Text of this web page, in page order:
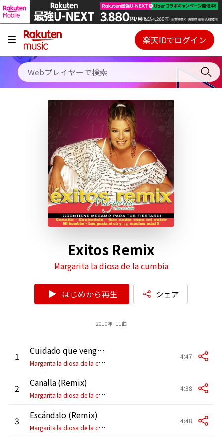
キャンペーン
料金プラン
使い方
初回30日間無料お試し
Webプレイヤー
ご契約内容の確認・変更
楽天IDでログイン
Exitos Remix
Margarita la diosa de la cumbia
はじめから再生 シェア
2010年 - 11曲
1
Cuidado que vengo yo (Remix)
M
argarita la diosa de la cumbia
4:47
2
Canalla (Remix)
M
argarita la diosa de la cumbia
4:38
3
Escándalo (Remix)
M
argarita la diosa de la cumbia
4:48